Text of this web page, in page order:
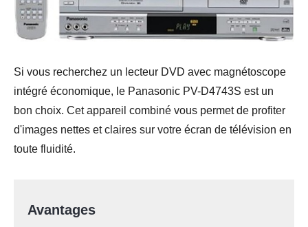
Si vous recherchez un lecteur DVD avec magnétoscope
intégré économique, le Panasonic PV-D4743S est un
bon choix. Cet appareil combiné vous permet de profiter
d'images nettes et claires sur votre écran de télévision en
toute fluidité.
Avantages